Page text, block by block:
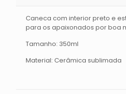
Caneca com interior preto e
para os apaixonados por boa
Tamanho: 350ml
Material: Cerâmica sublimada